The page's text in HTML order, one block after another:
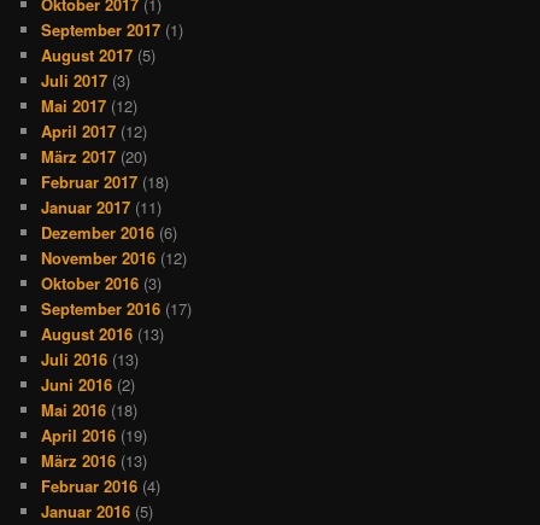
September 2017 (1)
August 2017 (5)
Juli 2017 (3)
Mai 2017 (12)
April 2017 (12)
März 2017 (20)
Februar 2017 (18)
Januar 2017 (11)
Dezember 2016 (6)
November 2016 (12)
Oktober 2016 (3)
September 2016 (17)
August 2016 (13)
Juli 2016 (13)
Juni 2016 (2)
Mai 2016 (18)
April 2016 (19)
März 2016 (13)
Februar 2016 (4)
Januar 2016 (5)